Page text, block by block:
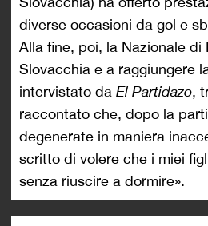
diverse occasioni da gol e
Alla fine, poi, la Nazionale
Slovacchia e a raggiungere
intervistato da El Partidazo,
raccontato che, dopo la
degenerate in maniera
scritto di volere che i miei
senza riuscire a dormire».